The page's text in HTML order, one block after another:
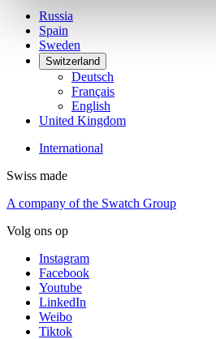
Russia
Spain
Sweden
Switzerland
Deutsch
Français
English
United Kingdom
International
Swiss made
A company of the Swatch Group
Volg ons op
Instagram
Facebook
Youtube
LinkedIn
Weibo
Tiktok